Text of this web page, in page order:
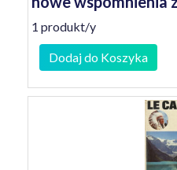
1 produkt/y
Dodaj do Koszyka